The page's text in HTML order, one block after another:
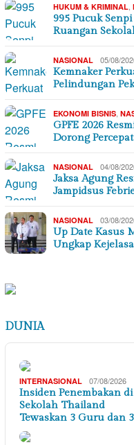
HUKUM & KRIMINAL
995 Pucuk
Ruangan
NASIONAL 05/08/
Kemnaker
Pelindungan
EKONOMI BISNIS
GPFE 2026
Dorong
NASIONAL 04/08/
Jaksa Agung
Jampidsus
NASIONAL 03/08/
Up Date Kasus
Ungkap
DUNIA
INTERNASIONAL 07/08/2026
Insiden Penembakan di
Sekolah Thailand
Tewaskan 3 Guru dan